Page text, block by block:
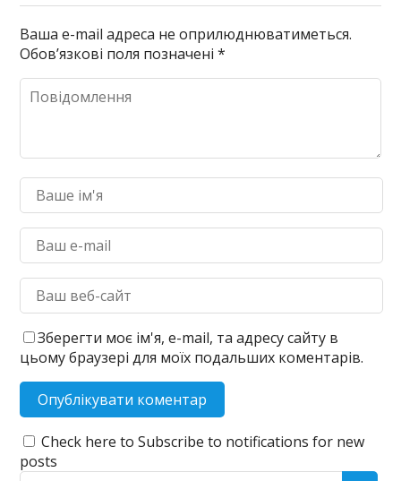
Ваша e-mail адреса не оприлюднюватиметься.
Обов’язкові поля позначені*
Зберегти моє ім'я, e-mail, та адресу сайту в
цьому браузері для моїх подальших коментарів.
Check here to Subscribe to notifications for new
posts